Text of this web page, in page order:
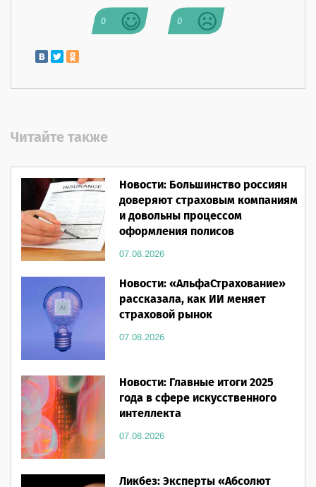
0 0
Читайте также
Новости: Большинство россиян
доверяют страховым компаниям
и довольны процессом
оформления полисов
07.08.2026
Новости: «АльфаСтрахование»
рассказала, как ИИ меняет
страховой рынок
07.08.2026
Новости: Главные итоги 2025
года в сфере искусственного
интеллекта
07.08.2026
Ликбез: Эксперты «Абсолют